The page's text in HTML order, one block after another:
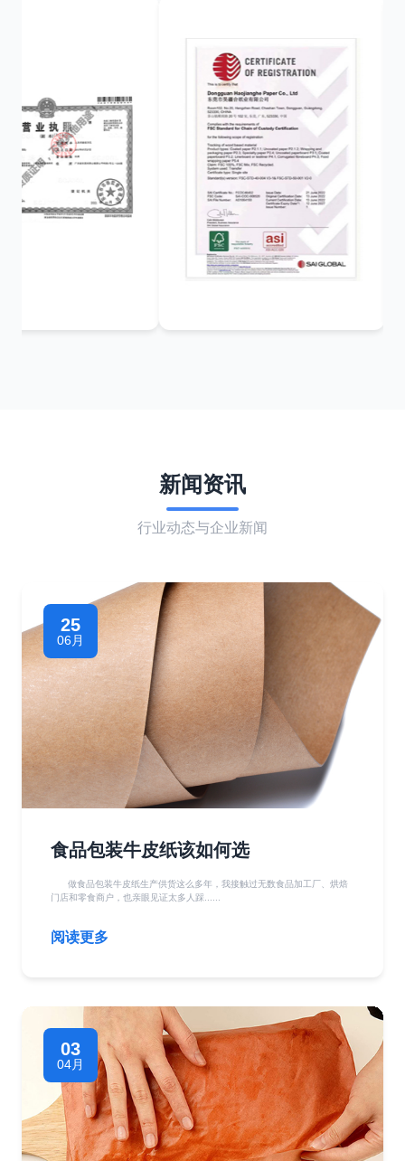
新闻资讯
行业动态与企业新闻
25
06月
食品包装牛皮纸该如何选
做食品包装牛皮纸生产供货这么多年，我接触过无数食品加工厂、烘焙
门店和零食商户，也亲眼见证太多人踩......
阅读更多
03
04月